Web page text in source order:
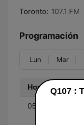
Toronto: 107.1 FM
Programación
Lun Mar
Hora
05:30 - 10:00